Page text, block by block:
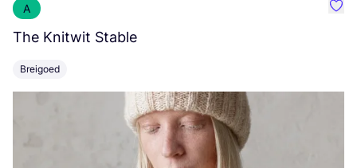
A
The Knitwit Stable
Breigoed